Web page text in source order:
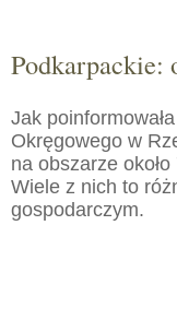
Podkarpackie:
Jak
Okręgowego w
na obszarze
Wiele z nich to
gospodarczym.